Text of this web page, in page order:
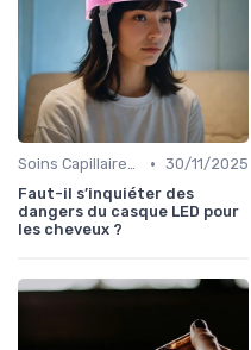
Soins Capillaires Bio • 30/11/2025
Faut-il s’inquiéter des
dangers du casque LED pour
les cheveux ?